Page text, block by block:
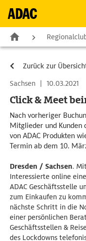
Zurück zur
Sachsen | 10.03.2021
Click & Meet
Nach vorheriger
Mitglieder und Kunden
von ADAC Produkten
Termin ab dem 10.
Dresden / Sachsen.
Interessierte online
ADAC Geschäftsstelle
zum Einkaufen zu
nächste Schritt in die
einer persönlichen
Geschäftsstellen &
des Lockdowns